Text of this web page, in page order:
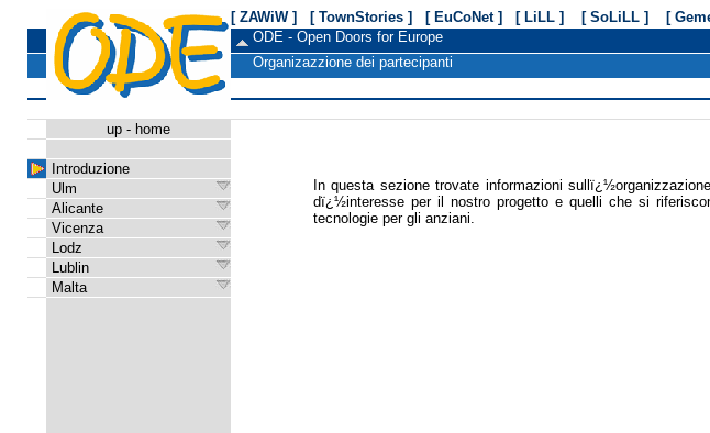
[ ZAWiW ] [ TownStories ] [ EuCoNet ] [ LiLL ] [ SoLiLL ]
[
ODE - Open Doors for Europe
Organizazzione dei partecipanti
up - home
Introduzione
Ulm
Alicante
Vicenza
Lodz
Lublin
Malta
In questa sezione trovate informazioni
dï¿½interesse per il nostro progetto e quelli che si
tecnologie per gli anziani.